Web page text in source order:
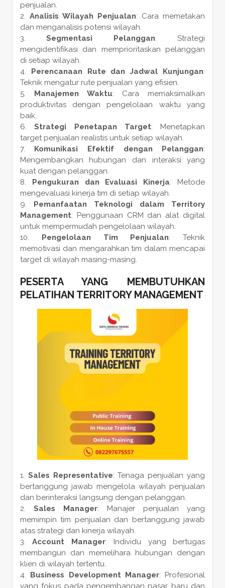
penjualan.
Analisis Wilayah Penjualan: Cara memetakan
dan menganalisis potensi wilayah.
Segmentasi Pelanggan: Strategi
mengidentifikasi dan memprioritaskan pelanggan
di setiap wilayah.
Perencanaan Rute dan Jadwal Kunjungan:
Teknik mengatur rute penjualan yang efisien.
Manajemen Waktu: Cara memaksimalkan
produktivitas dengan pengelolaan waktu yang
baik.
Strategi Penetapan Target: Menetapkan
target penjualan realistis untuk setiap wilayah.
Komunikasi Efektif dengan Pelanggan:
Mengembangkan hubungan dan interaksi yang
kuat dengan pelanggan.
Pengukuran dan Evaluasi Kinerja: Metode
mengevaluasi kinerja tim di setiap wilayah.
Pemanfaatan Teknologi dalam Territory
Management: Penggunaan CRM dan alat digital
untuk mempermudah pengelolaan wilayah.
Pengelolaan Tim Penjualan: Teknik
memotivasi dan mengarahkan tim dalam mencapai
target di wilayah masing-masing.
PESERTA YANG MEMBUTUHKAN
PELATIHAN TERRITORY MANAGEMENT
Sales Representative: Tenaga penjualan yang
bertanggung jawab mengelola wilayah penjualan
dan berinteraksi langsung dengan pelanggan.
Sales Manager: Manajer penjualan yang
memimpin tim penjualan dan bertanggung jawab
atas strategi dan kinerja wilayah.
Account Manager: Individu yang bertugas
membangun dan memelihara hubungan dengan
klien di wilayah tertentu.
Business Development Manager: Profesional
yang fokus pada pengembangan pasar baru dan